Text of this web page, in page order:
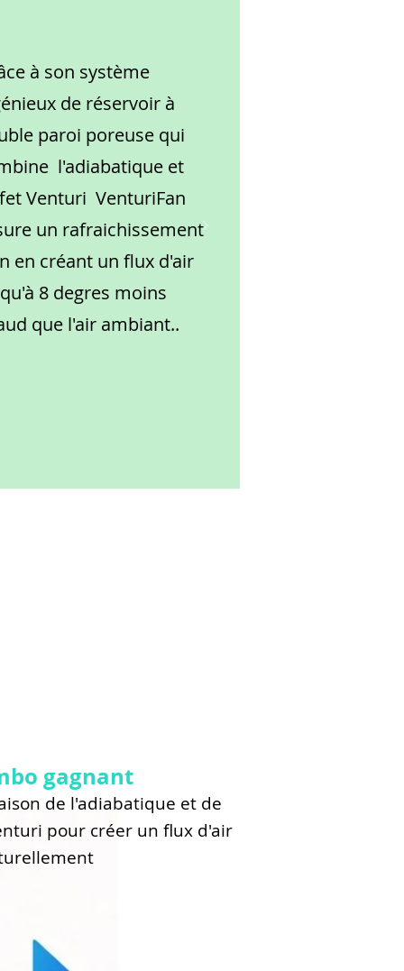
à son système
de réservoir à
paroi poreuse qui
l'adiabatique et
Venturi VenturiFan
un rafraichissement
en créant un flux d'air
8 degres moins
que l'air ambiant..
gagnant
de l'adiabatique et de
pour créer un flux d'air